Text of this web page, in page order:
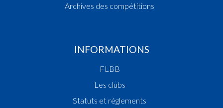
Archives des compétitions
INFORMATIONS
FLBB
Les clubs
Statuts et réglements